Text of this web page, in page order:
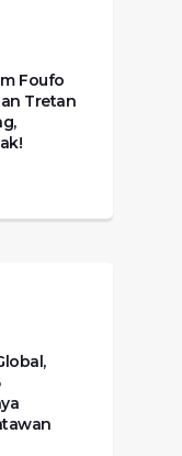
Foufo
Tretan